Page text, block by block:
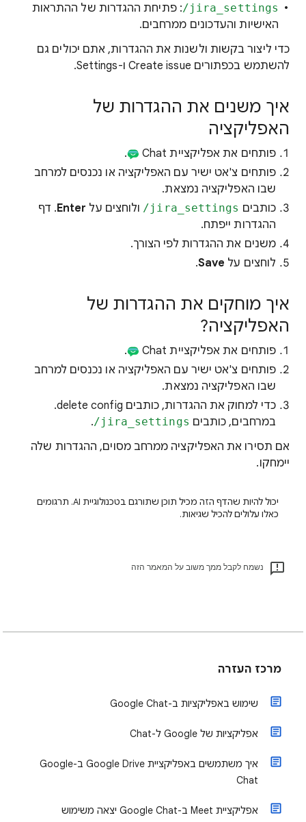
‎/jira_settings: פתיחת ההגדרות של ההתראות
האישיות והעדכונים ממרחבים.
כדי ליצור בקשות ולשנות את ההגדרות, אתם יכולים גם
להשתמש בכפתורים Create issue ו-Settings.
איך משנים את ההגדרות של
האפליקציה
פותחים את אפליקציית Chat
.
פותחים צ'אט ישיר עם האפליקציה או נכנסים למרחב
שבו האפליקציה נמצאת.
כותבים ‎/jira_settings ולוחצים על Enter. דף
ההגדרות ייפתח.
משנים את ההגדרות לפי הצורך.
לוחצים על Save
.
איך מוחקים את ההגדרות של
האפליקציה?
פותחים את אפליקציית Chat
.
פותחים צ'אט ישיר עם האפליקציה או נכנסים למרחב
שבו האפליקציה נמצאת.
כדי למחוק את ההגדרות, כותבים delete config.
במרחבים, כותבים ‎/jira_settings
.
אם תסירו את האפליקציה ממרחב מסוים, ההגדרות שלה
יימחקו.
יכול להיות שהדף הזה מכיל תוכן שתורגם בטכנולוגיית AI. תרגומים
כאלו עלולים להכיל שגיאות.
נשמח לקבל ממך משוב על המאמר הזה
מרכז העזרה
שימוש באפליקציות ב-Google Chat
אפליקציות של Google ל-Chat
איך משתמשים באפליקציית Google Drive ב-Google
Chat
אפליקציית Meet ב-Google Chat יצאה משימוש